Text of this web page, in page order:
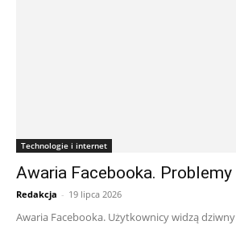
Technologie i internet
Awaria Facebooka.
Redakcja - 19 lipca 2026
Awaria Facebooka. Użytkownicy widzą